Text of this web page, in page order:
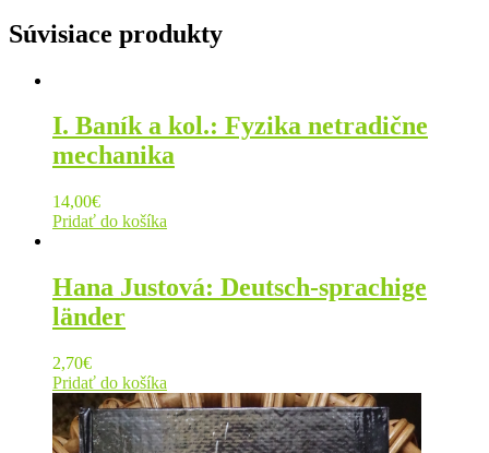
Súvisiace produkty
I. Baník a kol.: Fyzika netradične
mechanika
14,00€
Pridať do košíka
Hana Justová: Deutsch-sprachige
länder
2,70€
Pridať do košíka